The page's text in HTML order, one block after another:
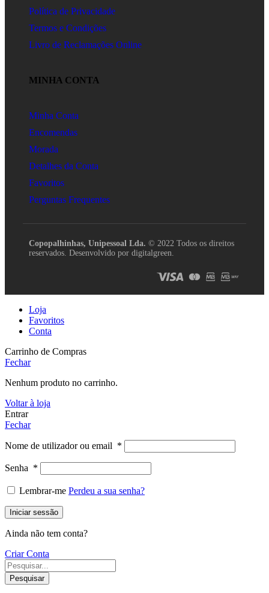
Política de Privacidade
Termos e Condições
Livro de Reclamações Online
MINHA CONTA
Minha Conta
Encomendas
Morada
Detalhes da Conta
Favoritos
Perguntas Frequentes
Copopalhinhas, Unipessoal Lda. © 2022 Todos os direitos
reservados. Desenvolvido por digitalgreen.
Loja
Favoritos
Conta
Carrinho de Compras
Fechar
Nenhum produto no carrinho.
Voltar à loja
Entrar
Fechar
Nome de utilizador ou email *
Senha *
Lembrar-me Perdeu a sua senha?
Iniciar sessão
Ainda não tem conta?
Criar Conta
Pesquisar